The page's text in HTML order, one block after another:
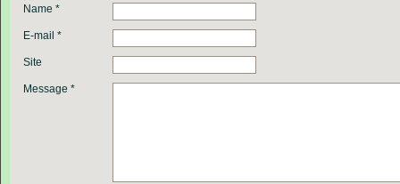
Name *
E-mail *
Site
Message *